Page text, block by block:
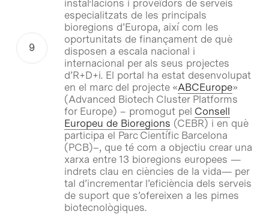
instal·lacions i proveïdors de serveis
especialitzats de les principals
bioregions d’Europa, així com les
oportunitats de finançament de què
disposen a escala nacional i
internacional per als seus projectes
d’R+D+i. El portal ha estat desenvolupat
en el marc del projecte «ABCEurope»
(Advanced Biotech Cluster Platforms
for Europe) – promogut pel Consell
Europeu de Bioregions (CEBR) i en què
participa el Parc Científic Barcelona
(PCB)–, que té com a objectiu crear una
xarxa entre 13 bioregions europees —
indrets clau en ciències de la vida— per
tal d’incrementar l’eficiència dels serveis
de suport que s’ofereixen a les pimes
biotecnològiques.